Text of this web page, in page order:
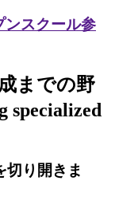
スクール参
までの野
specialized
切り開きま